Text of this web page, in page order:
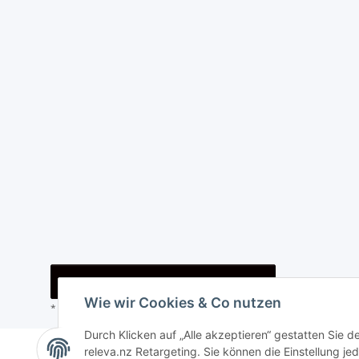
Wie wir Cookies & Co nutzen
Durch Klicken auf „Alle akzeptieren“ gestatten Sie
releva.nz Retargeting. Sie können die Einstellung
Vertrag widerrufen
* Alle Preise inkl. gesetzlicher USt., zzgl. Versand
© i-trade e. U.